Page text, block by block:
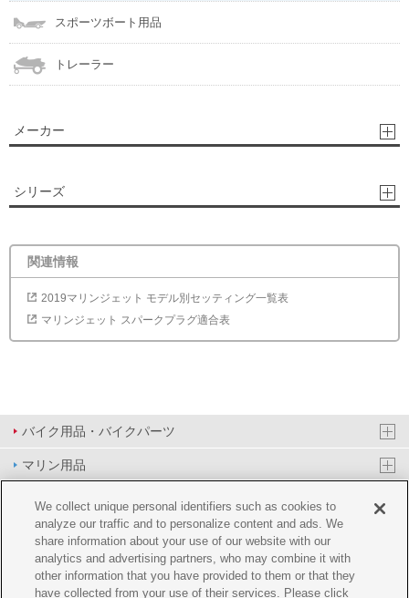
スポーツボート用品
トレーラー
メーカー
シリーズ
関連情報
2019マリンジェット モデル別セッティング一覧表
マリンジェット スパークプラグ適合表
バイク用品・バイクパーツ
マリン用品
PAS/YPJ用品
その他用品
イベント&エンターテイメント
We collect unique personal identifiers such as cookies to
analyze our traffic and to personalize content and ads. We
share information about your use of our website with our
analytics and advertising partners, who may combine it with
other information that you have provided to them or that they
have collected from your use of their services. Please click